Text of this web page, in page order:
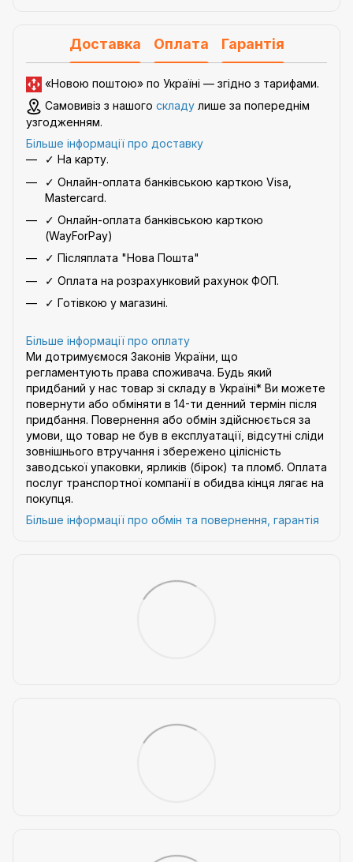
Доставка Оплата Гарантія
«Новою поштою» по Україні — згідно з тарифами.
Самовивіз з нашого складу лише за попереднім
узгодженням.
Більше інформації про доставку
✓ На карту.
✓ Онлайн-оплата банківською карткою Visa,
Mastercard.
✓ Онлайн-оплата банківською карткою
(WayForPay)
✓ Післяплата "Нова Пошта"
✓ Оплата на розрахунковий рахунок ФОП.
✓ Готівкою у магазині.
Більше інформації про оплату
Ми дотримуємося Законів України, що
регламентують права споживача. Будь який
придбаний у нас товар зі складу в Україні* Ви можете
повернути або обміняти в 14-ти денний термін після
придбання. Повернення або обмін здійснюється за
умови, що товар не був в експлуатації, відсутні сліди
зовнішнього втручання і збережено цілісність
заводської упаковки, ярликів (бірок) та пломб. Оплата
послуг транспортної компанії в обидва кінця лягає на
покупця.
Більше інформації про обмін та повернення, гарантія